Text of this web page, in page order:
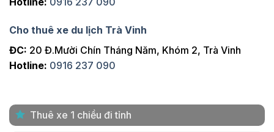
Cho thuê xe du lịch Trà Vinh
ĐC: 20 Đ.Mười Chín Tháng Năm, Khóm 2, Trà Vinh
Hotline: 0916 237 090
Thuê xe 1 chiều đi tỉnh